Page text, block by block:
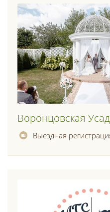
Воронцовская
Выездная